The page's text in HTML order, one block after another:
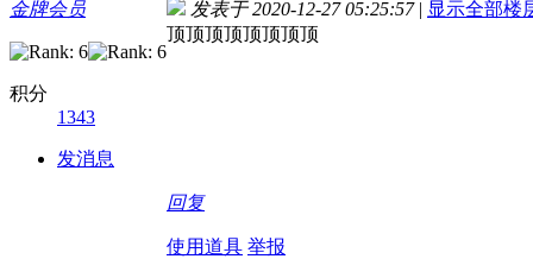
金牌会员
积分
1343
发消息
发表于 2020-12-27 05:25:57 | 显示全部楼
顶顶顶顶顶顶顶顶
回复
使用道具 举报